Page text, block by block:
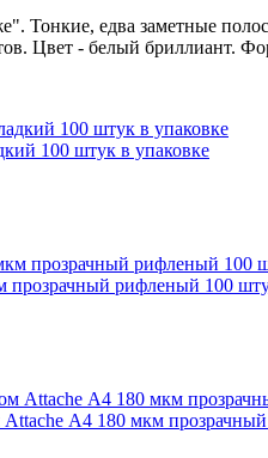
Тонкие, едва заметные
Цвет - белый бриллиант.
100 штук в упаковке
рифленый 100
А4 180 мкм прозрачный